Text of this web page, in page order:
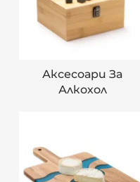
Аксесоари За
Алкохол